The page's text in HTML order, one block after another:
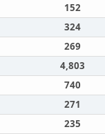
152
324
269
4,803
740
271
235